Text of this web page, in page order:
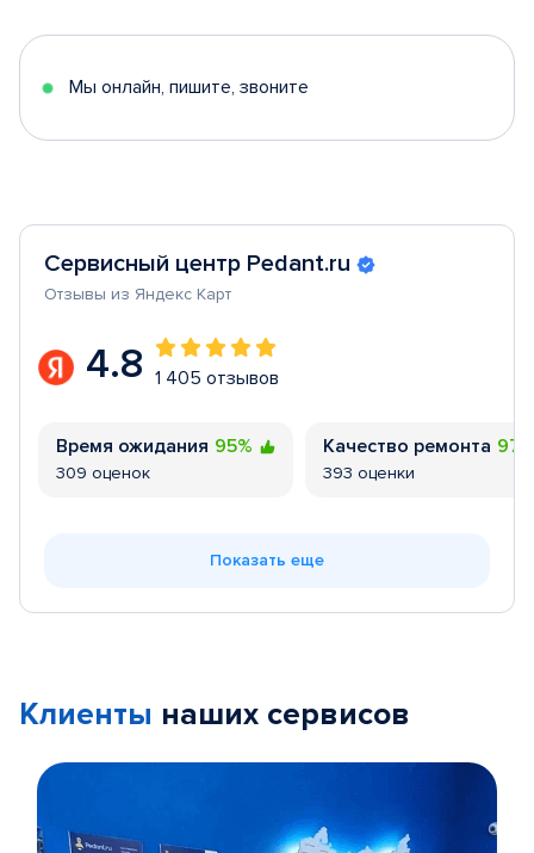
5
Мы онлайн, пишите, звоните
Сервисный центр Pedant.ru
Отзывы из Яндекс Карт
4.8 1 405 отзывов
Время ожидания 95%
309 оценок
Качество ремонта
393 оценки
Показать еще
Клиенты наших сервисов